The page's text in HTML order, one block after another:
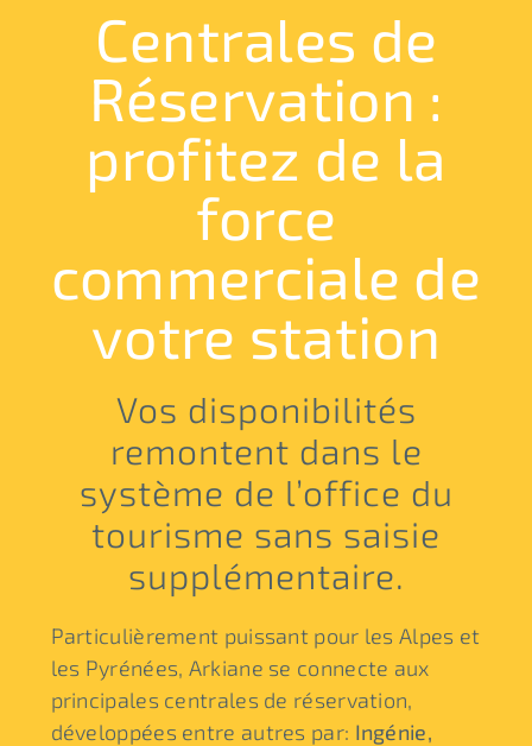
Centrales de
Réservation :
profitez de la
force
commerciale de
votre station
Vos disponibilités
remontent dans le
système de l’office du
tourisme sans saisie
supplémentaire.
Particulièrement puissant pour les Alpes et
les Pyrénées, Arkiane se connecte aux
principales centrales de réservation,
développées entre autres par: Ingénie,